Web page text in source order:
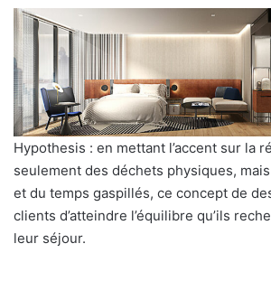
Hypothesis : en mettant l’accent sur la
seulement des déchets physiques, mais
et du temps gaspillés, ce concept de
clients d’atteindre l’équilibre qu’ils
leur séjour.